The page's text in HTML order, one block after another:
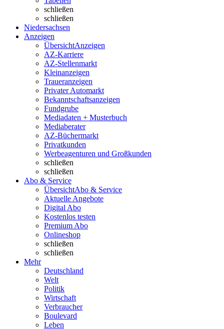
schließen
schließen
Niedersachsen
Anzeigen
ÜbersichtAnzeigen
AZ-Karriere
AZ-Stellenmarkt
Kleinanzeigen
Traueranzeigen
Privater Automarkt
Bekanntschaftsanzeigen
Fundgrube
Mediadaten + Musterbuch
Mediaberater
AZ-Büchermarkt
Privatkunden
Werbeagenturen und Großkunden
schließen
schließen
Abo & Service
ÜbersichtAbo & Service
Aktuelle Angebote
Digital Abo
Kostenlos testen
Premium Abo
Onlineshop
schließen
schließen
Mehr
Deutschland
Welt
Politik
Wirtschaft
Verbraucher
Boulevard
Leben